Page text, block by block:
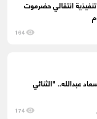
انتقالي حضرموت
164
عبدالله.. "الثنائي
174